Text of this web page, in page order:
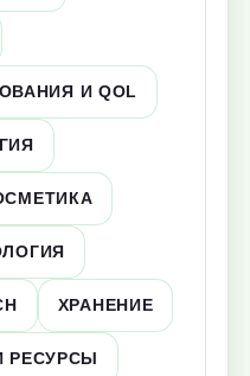
И QOL
ХРАНЕНИЕ
РЕСУРСЫ